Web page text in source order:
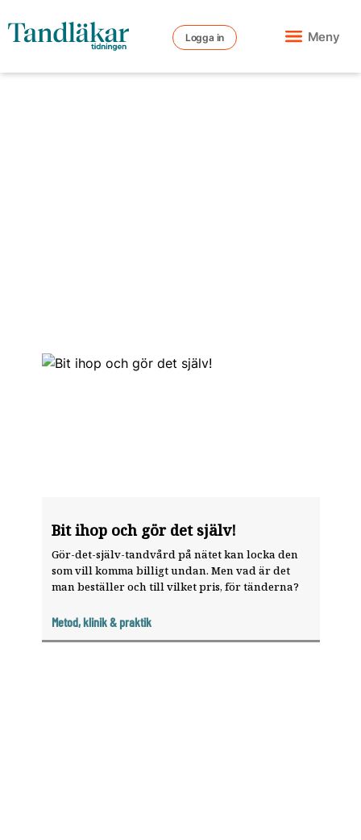
Logga in Meny
Bit ihop och gör det själv!
Gör-det-själv-tandvård på nätet kan locka den
som vill komma billigt undan. Men vad är det
man beställer och till vilket pris, för tänderna?
Metod, klinik & praktik